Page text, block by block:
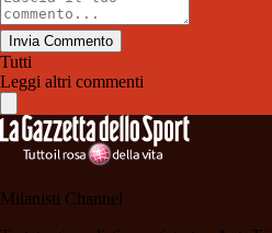
Invia Commento
Tutti
Leggi altri commenti
Milanisti Channel